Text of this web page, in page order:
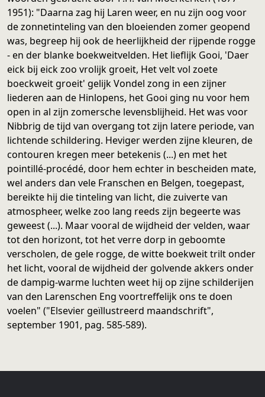
1951): "Daarna zag hij Laren weer, en nu zijn oog voor
de zonnetinteling van den bloeienden zomer geopend
was, begreep hij ook de heerlijkheid der rijpende rogge
- en der blanke boekweitvelden. Het lieflijk Gooi, 'Daer
eick bij eick zoo vrolijk groeit, Het velt vol zoete
boeckweit groeit' gelijk Vondel zong in een zijner
liederen aan de Hinlopens, het Gooi ging nu voor hem
open in al zijn zomersche levensblijheid. Het was voor
Nibbrig de tijd van overgang tot zijn latere periode, van
lichtende schildering. Heviger werden zijne kleuren, de
contouren kregen meer betekenis (...) en met het
pointillé-procédé, door hem echter in bescheiden mate,
wel anders dan vele Franschen en Belgen, toegepast,
bereikte hij die tinteling van licht, die zuiverte van
atmospheer, welke zoo lang reeds zijn begeerte was
geweest (...). Maar vooral de wijdheid der velden, waar
tot den horizont, tot het verre dorp in geboomte
verscholen, de gele rogge, de witte boekweit trilt onder
het licht, vooral de wijdheid der golvende akkers onder
de dampig-warme luchten weet hij op zijne schilderijen
van den Larenschen Eng voortreffelijk ons te doen
voelen" ("Elsevier geïllustreerd maandschrift",
september 1901, pag. 585-589).